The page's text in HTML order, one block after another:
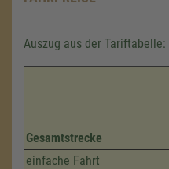
Auszug aus der Tariftabelle:
Gesamtstrecke
einfache Fahrt